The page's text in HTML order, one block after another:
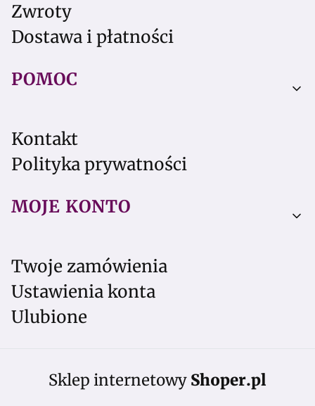
Zwroty
Dostawa i płatności
POMOC
Kontakt
Polityka prywatności
MOJE KONTO
Twoje zamówienia
Ustawienia konta
Ulubione
Sklep internetowy Shoper.pl